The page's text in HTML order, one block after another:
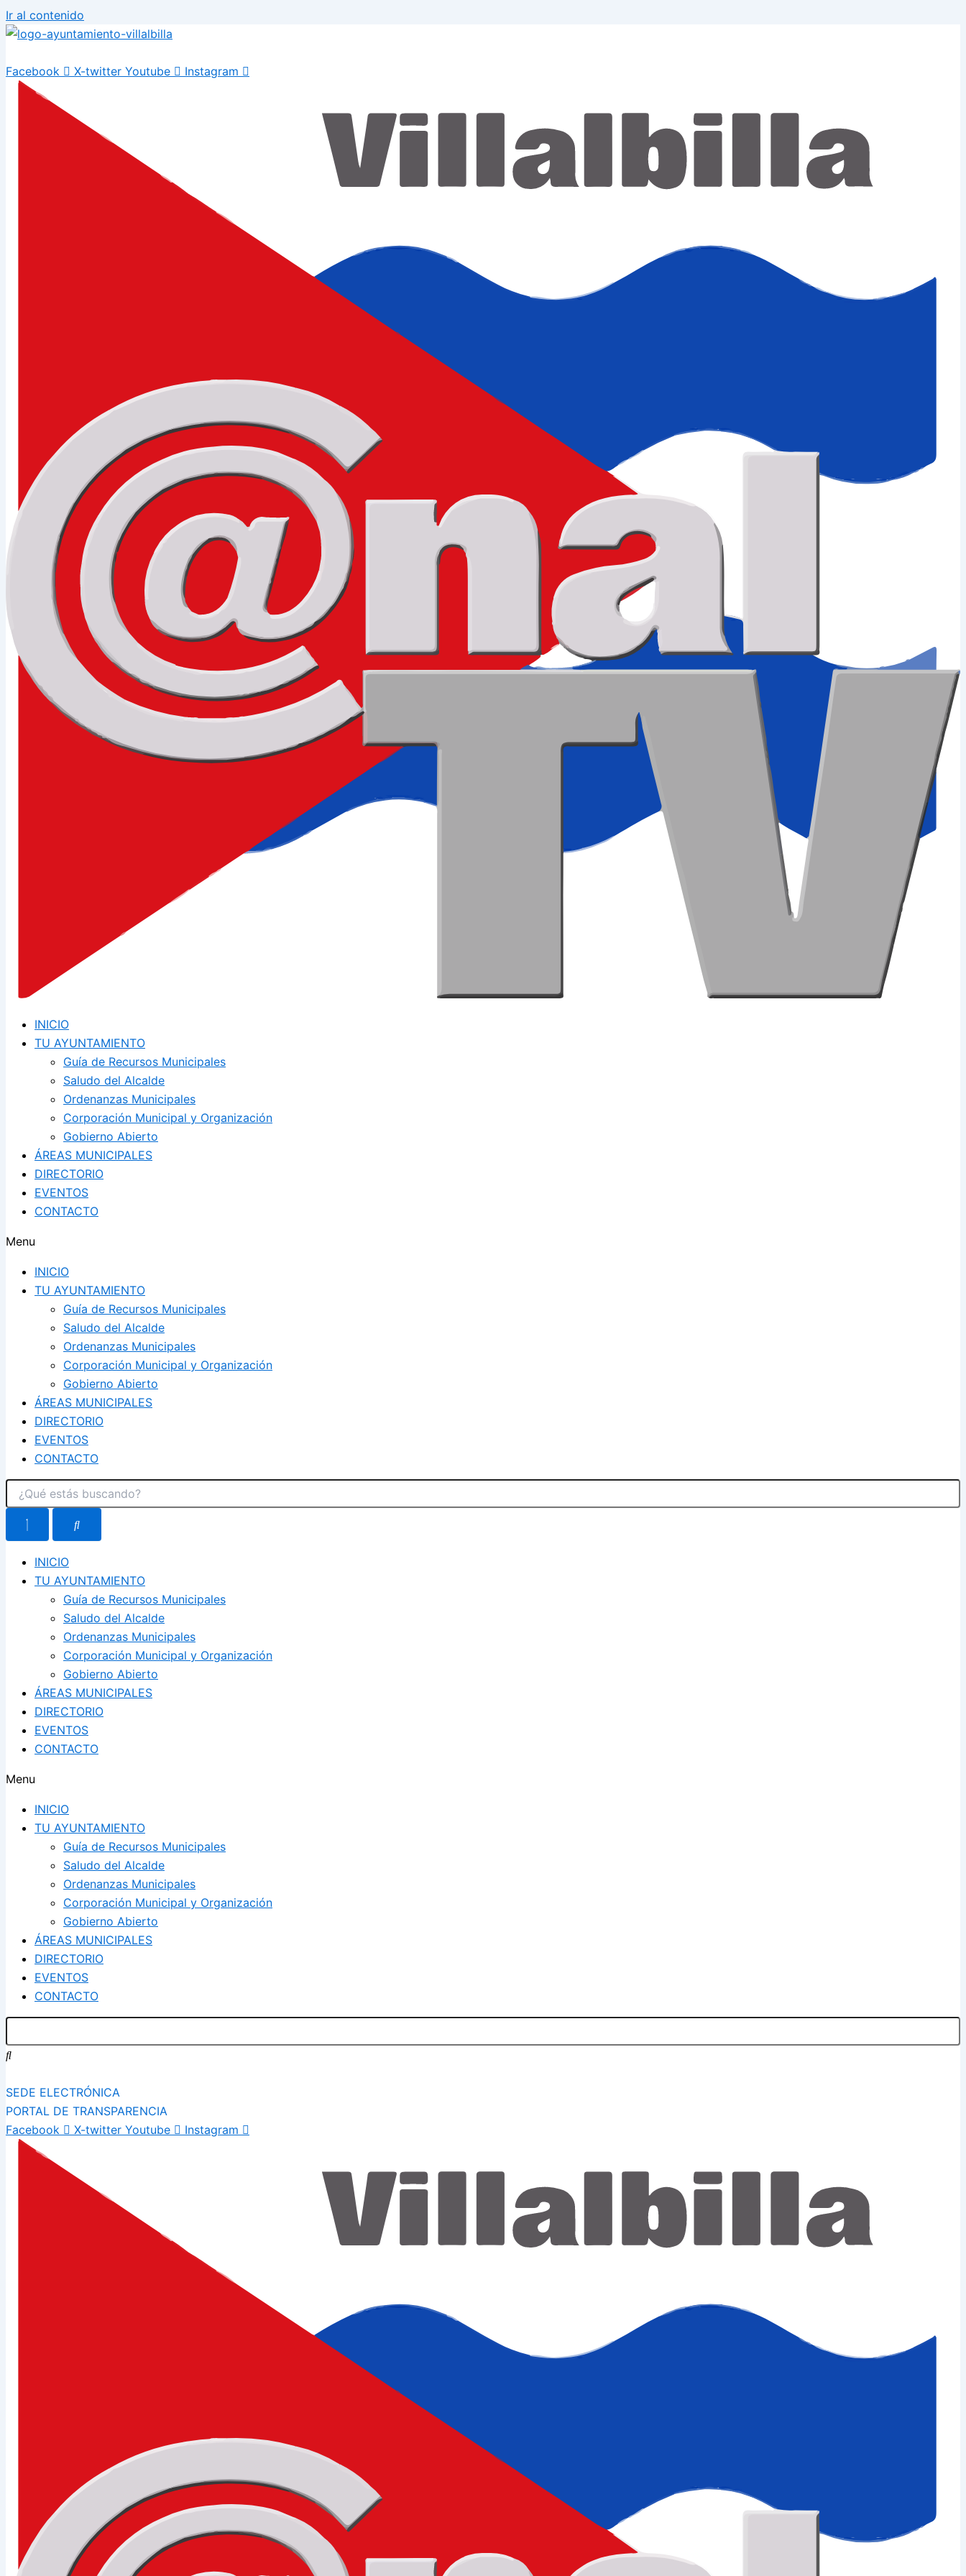
Ir al contenido
Facebook X-twitter Youtube Instagram
INICIO
TU AYUNTAMIENTO
Guía de Recursos Municipales
Saludo del Alcalde
Ordenanzas Municipales
Corporación Municipal y Organización
Gobierno Abierto
ÁREAS MUNICIPALES
DIRECTORIO
EVENTOS
CONTACTO
Menu
INICIO
TU AYUNTAMIENTO
Guía de Recursos Municipales
Saludo del Alcalde
Ordenanzas Municipales
Corporación Municipal y Organización
Gobierno Abierto
ÁREAS MUNICIPALES
DIRECTORIO
EVENTOS
CONTACTO
INICIO
TU AYUNTAMIENTO
Guía de Recursos Municipales
Saludo del Alcalde
Ordenanzas Municipales
Corporación Municipal y Organización
Gobierno Abierto
ÁREAS MUNICIPALES
DIRECTORIO
EVENTOS
CONTACTO
Menu
INICIO
TU AYUNTAMIENTO
Guía de Recursos Municipales
Saludo del Alcalde
Ordenanzas Municipales
Corporación Municipal y Organización
Gobierno Abierto
ÁREAS MUNICIPALES
DIRECTORIO
EVENTOS
CONTACTO
SEDE ELECTRÓNICA
PORTAL DE TRANSPARENCIA
Facebook
X-twitter Youtube Instagram